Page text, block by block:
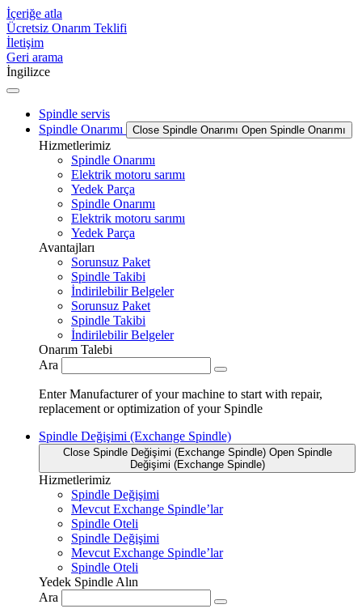
İçeriğe atla
Ücretsiz Onarım Teklifi
İletişim
Geri arama
İngilizce
Spindle servis
Spindle Onarımı
Close Spindle Onarımı Open Spindle Onarımı
Hizmetlerimiz
Spindle Onarımı
Elektrik motoru sarımı
Yedek Parça
Spindle Onarımı
Elektrik motoru sarımı
Yedek Parça
Avantajları
Sorunsuz Paket
Spindle Takibi
İndirilebilir Belgeler
Sorunsuz Paket
Spindle Takibi
İndirilebilir Belgeler
Onarım Talebi
Ara
Enter Manufacturer of your machine to start with repair,
replacement or optimization of your Spindle
Spindle Değişimi (Exchange Spindle)
Close Spindle Değişimi (Exchange Spindle) Open Spindle
Değişimi (Exchange Spindle)
Hizmetlerimiz
Spindle Değişimi
Mevcut Exchange Spindle’lar
Spindle Oteli
Spindle Değişimi
Mevcut Exchange Spindle’lar
Spindle Oteli
Yedek Spindle Alın
Ara